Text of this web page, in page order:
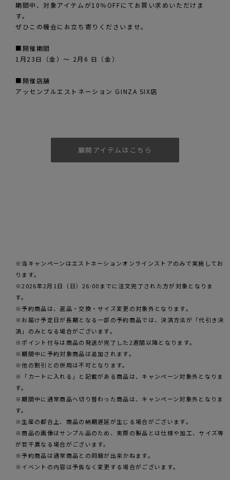
期間中、対象アイテムが10％OFFにてお買い求めいただけま
す。
ぜひこの機会にお立ち寄りくださいませ。
■開催期間
1月23日（金）～ 2月6 日（金）
■開催店舗
アッセンブルエストネーション GINZA SIX店
展開アイテムはこちら
※当キャンペーンはエストネーションオンラインストアのみで実施してお
ります。
※2026年2月1日（日）26:00までに注文完了された方が対象となりま
す。
※予約商品は、返品・交換・サイズ変更の対象外となります。
※お届け予定日が長期となる一部の予約商品では、決済方法が「代引き決
済」のみとなる場合がございます。
※ポイント付与は商品の発送が完了した2週間以降となります。
※期間中に予約対象商品は追加されます。
※他の割引との併用は不可となります。
※「カートに入れる」と記載がある商品は、キャンペーン対象外となりま
す。
※期間中に通常商品へ切り替わった商品は、キャンペーン対象外となりま
す。
※生産の都合上、商品の納期遅延が生じる場合がございます。
※商品の画像はサンプル品のため、実際の製品とは仕様や加工、サイズ等
が若干異なる場合がございます。
※予約商品は通常商品との同梱が出来かねます。
※イベントの内容は予告なく変更する場合がございます。